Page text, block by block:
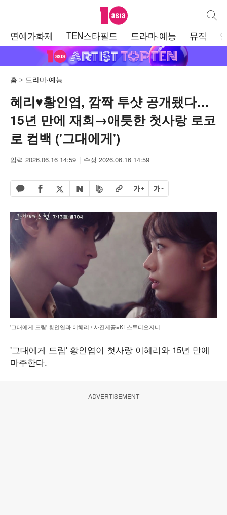
텐아시아 통합
연예가화제 TEN스타필드 드라마·예능 뮤직
홈 드라마·예능
혜리♥황인엽, 깜짝 투샷 공개됐다…
15년 만에 재회→애틋한 첫사랑 로코
로 컴백 ('그대에게')
입력 2026.06.16 14:59 수정 2026.06.16 14:59
카카오톡 공유하기
페이스북 공유하기
엑스 공유하기
네이버 공유하기
밴드 공유하기
URL복사글자 크게글자 작게
'그대에게 드림' 황인엽과 이혜리 / 사진제공=KT스튜디오지니
'그대에게 드림' 황인엽이 첫사랑 이혜리와 15년 만에
마주한다.
ADVERTISEMENT